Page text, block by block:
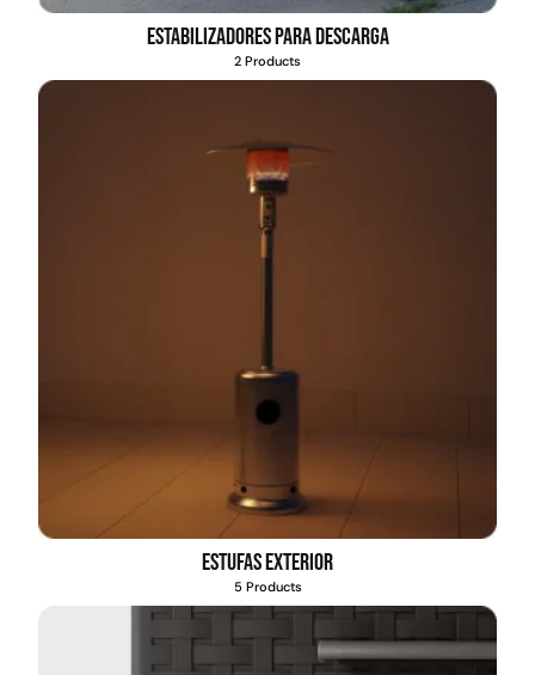
Estabilizadores para descarga
2 Products
Estufas exterior
5 Products